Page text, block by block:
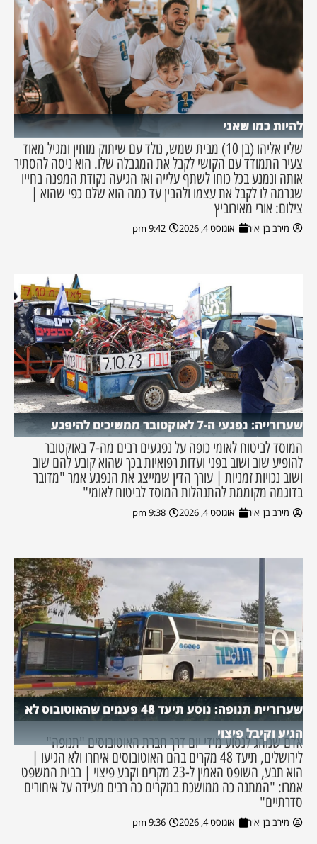
להיות כמו שאני
שליו אליהו (בן 10) מבית שמש, נולד עם שיתוק מוחין ומגיל מאוד
צעיר התמודד עם הקושי לקבל את המגבלה שלו. הוא ניסה להסתיר
אותה ונמנע בכל כוחו לשתף עלייה ואז הגיעה נקודת המפנה בחייו
שגרמה לו לקבל את עצמו ולהבין עד כמה הוא שלם כפי שהוא |
צילום: אורי מאירוביץ
מירב בן יאיר אוגוסט 4, 2026 9:42 pm
שערורייה: נפגעי ה-7 לאוקטובר ממשיכים להיפגע
המוסד לביטוח לאומי כופה על נפגעים רבים מה-7 באוקטובר
להופיע שוב ושוב בפני ועדות רפואיות בכך שהוא קובע להם שוב
ושוב נכויות זמניות | עורך הדין שמייצג את הנפגע אמר "מדובר
בדוגמה מקוממת להתנהלות המוסד לביטוח לאומי"
מירב בן יאיר אוגוסט 4, 2026 9:38 pm
שערוריית תנופה: נוסע תיעד 48 פעמים שהאוטובוס לא
הגיע וקיבל פיצוי
אדם שנוהג לנסוע מידי יום דרך חברת האוטובוסים "תנופה"
לירושלים, תיעד 48 מקרים בהם האוטובוסים איחרו ולא הגיעו |
הוא תבע, השופט האמין ל-23 מקרים וקבע פיצוי | בבית המשפט
אמרו: "המתנה כה ממושכת במקרים כה רבים מעידה על איחורים
סדרתיים"
מירב בן יאיר אוגוסט 4, 2026 9:36 pm